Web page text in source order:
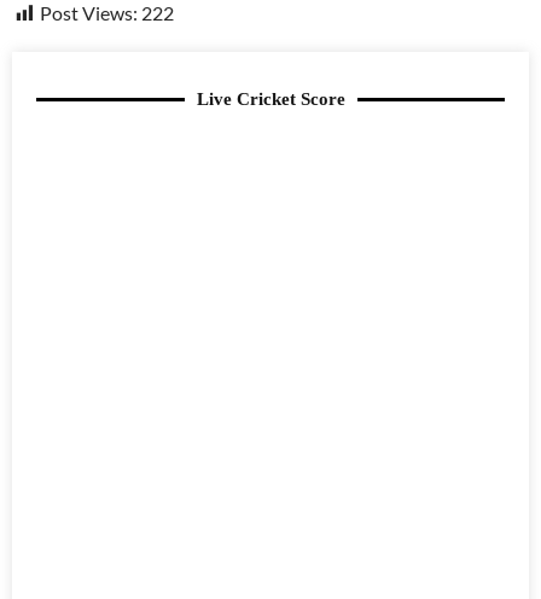
Post Views: 222
Live Cricket Score